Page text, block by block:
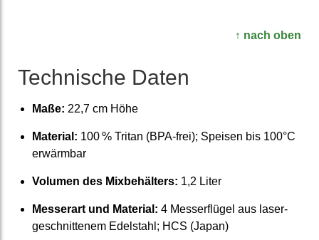
↑ nach oben
Technische Daten
Maße: 22,7 cm Höhe
Material: 100 % Tritan (BPA-frei); Speisen bis 100°C
erwärmbar
Volumen des Mix­behälters: 1,2 Liter
Messerart und Material: 4 Messer­flügel aus laser­
geschnit­tenem Edelstahl; HCS (Japan)